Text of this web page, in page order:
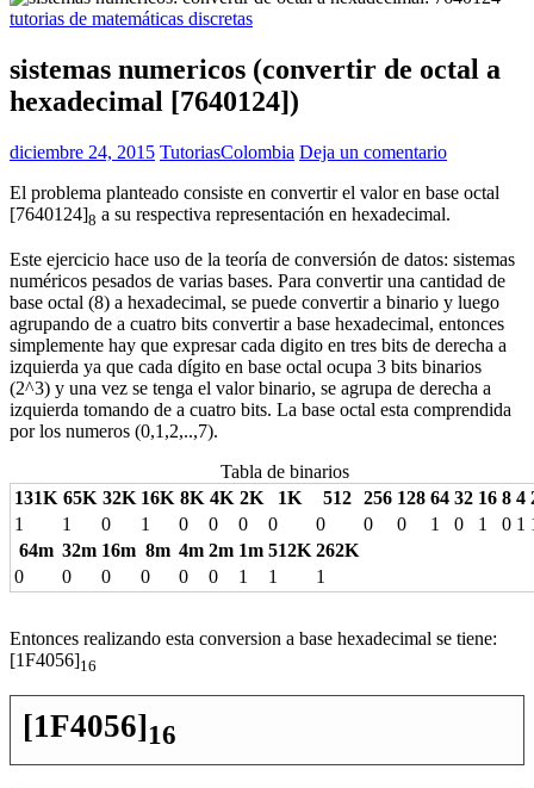
tutorias de matemáticas discretas
sistemas numericos (convertir de octal a
hexadecimal [7640124])
diciembre 24, 2015 TutoriasColombia Deja un comentario
El problema planteado consiste en convertir el valor en base octal
[7640124]8 a su respectiva representación en hexadecimal.
Este ejercicio hace uso de la teoría de conversión de datos: sistemas
numéricos pesados de varias bases. Para convertir una cantidad de
base octal (8) a hexadecimal, se puede convertir a binario y luego
agrupando de a cuatro bits convertir a base hexadecimal, entonces
simplemente hay que expresar cada digito en tres bits de derecha a
izquierda ya que cada dígito en base octal ocupa 3 bits binarios
(2^3) y una vez se tenga el valor binario, se agrupa de derecha a
izquierda tomando de a cuatro bits. La base octal esta comprendida
por los numeros (0,1,2,..,7).
Tabla de binarios
131K 65K 32K 16K 8K 4K 2K 1K 512 256 128 64 32 16 8 4
1
1 0 1 0 0 0 0 0 0 0 1 0 1 0 1
64m 32m 16m 8m 4m 2m 1m 512K 262K
0
0 0 0 0 0 1 1 1
Entonces realizando esta conversion a base hexadecimal se tiene:
[1F4056]16
[1F4056]16